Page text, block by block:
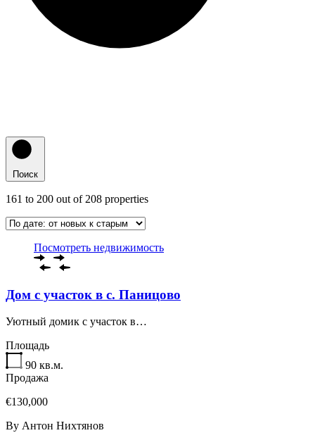
Поиск
161 to 200 out of 208 properties
Посмотреть недвижимость
Дом с участок в с. Паницово
Уютный домик с участок в…
Площадь
90 кв.м.
Продажа
€130,000
By Антон Нихтянов